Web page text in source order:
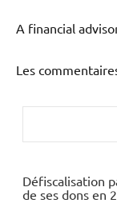
A financial
Les
Défiscalisation
de ses dons en